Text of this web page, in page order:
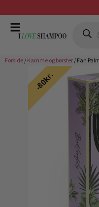
Gratis fragt ved køb over
Forside / Kamme og børster / Fan
80kr.